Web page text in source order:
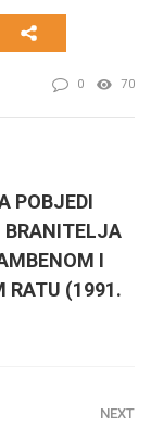
0 70
POBJEDI
BRANITELJA
I
RATU (1991.
NEXT